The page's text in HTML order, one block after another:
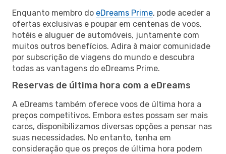
Enquanto membro do eDreams Prime, pode aceder a
ofertas exclusivas e poupar em centenas de voos,
hotéis e aluguer de automóveis, juntamente com
muitos outros benefícios. Adira à maior comunidade
por subscrição de viagens do mundo e descubra
todas as vantagens do eDreams Prime.
Reservas de última hora com a eDreams
A eDreams também oferece voos de última hora a
preços competitivos. Embora estes possam ser mais
caros, disponibilizamos diversas opções a pensar nas
suas necessidades. No entanto, tenha em
consideração que os preços de última hora podem